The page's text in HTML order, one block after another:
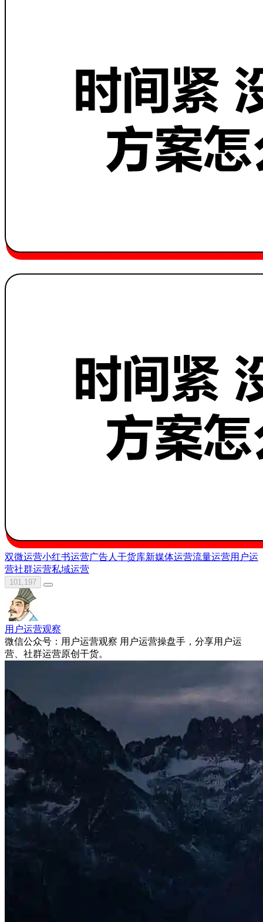
双微运营小红书运营广告人干货库新媒体运营流量运营用户运
营社群运营私域运营
101,197
用户运营观察
微信公众号：用户运营观察 用户运营操盘手，分享用户运
营、社群运营原创干货。